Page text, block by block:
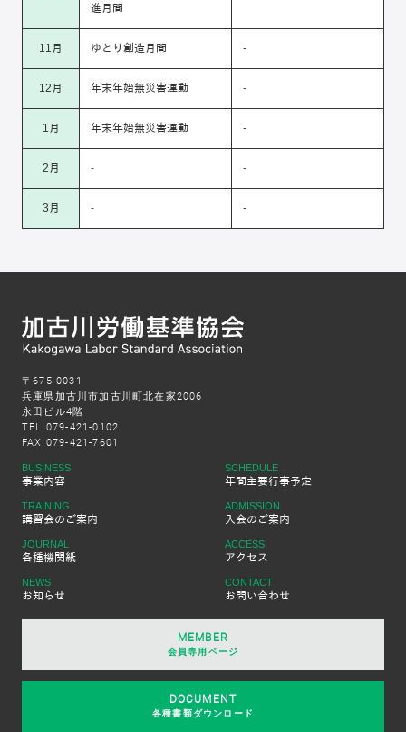
進月間
11月 ゆとり創造月間 -
12月 年末年始無災害運動 -
1月 年末年始無災害運動 -
2月 - -
3月 - -
〒675-0031
兵庫県加古川市加古川町北在家2006
永田ビル4階
TEL 079-421-0102
FAX 079-421-7601
BUSINESS
事業内容
SCHEDULE
年間主要行事予定
TRAINING
講習会のご案内
ADMISSION
入会のご案内
JOURNAL
各種機関紙
ACCESS
アクセス
NEWS
お知らせ
CONTACT
お問い合わせ
MEMBER
会員専用ページ
DOCUMENT
各種書類ダウンロード